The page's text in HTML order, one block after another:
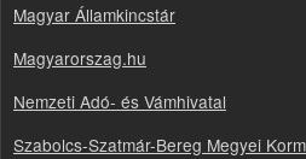
Magyar Államkincstár
Magyarorszag.hu
Nemzeti Adó- és Vámhivatal
Szabolcs-Szatmár-Bereg Megyei